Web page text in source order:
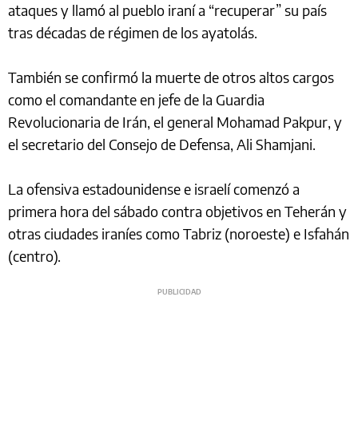
ataques y llamó al pueblo iraní a “recuperar” su país
tras décadas de régimen de los ayatolás.
También se confirmó la muerte de otros altos cargos
como el comandante en jefe de la Guardia
Revolucionaria de Irán, el general Mohamad Pakpur, y
el secretario del Consejo de Defensa, Ali Shamjani.
La ofensiva estadounidense e israelí comenzó a
primera hora del sábado contra objetivos en Teherán y
otras ciudades iraníes como Tabriz (noroeste) e Isfahán
(centro).